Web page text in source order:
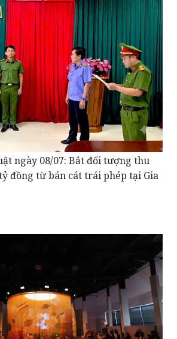
ngày 08/07: Bắt đối tượng thu
đồng từ bán cát trái phép tại Gia